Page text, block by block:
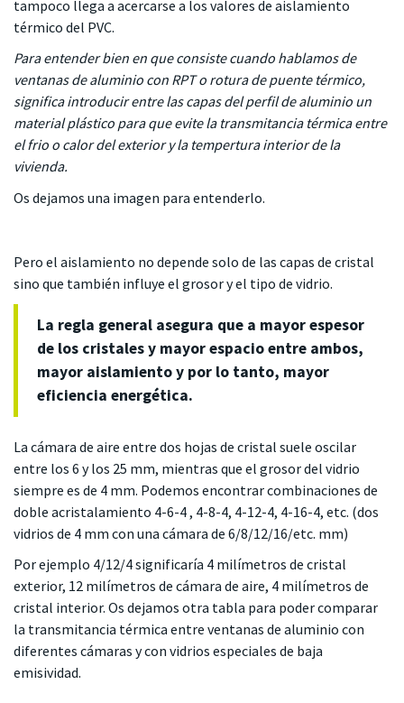
tampoco llega a acercarse a los valores de aislamiento
térmico del PVC.
Para entender bien en que consiste cuando hablamos de
ventanas de aluminio con RPT o rotura de puente térmico,
significa introducir entre las capas del perfil de aluminio un
material plástico para que evite la transmitancia térmica entre
el frio o calor del exterior y la tempertura interior de la
vivienda.
Os dejamos una imagen para entenderlo.
Pero el aislamiento no depende solo de las capas de cristal
sino que también influye el grosor y el tipo de vidrio.
La regla general asegura que a mayor espesor
de los cristales y mayor espacio entre ambos,
mayor aislamiento y por lo tanto, mayor
eficiencia energética.
La cámara de aire entre dos hojas de cristal suele oscilar
entre los 6 y los 25 mm, mientras que el grosor del vidrio
siempre es de 4 mm. Podemos encontrar combinaciones de
doble acristalamiento 4-6-4 , 4-8-4, 4-12-4, 4-16-4, etc. (dos
vidrios de 4 mm con una cámara de 6/8/12/16/etc. mm)
Por ejemplo 4/12/4 significaría 4 milímetros de cristal
exterior, 12 milímetros de cámara de aire, 4 milímetros de
cristal interior. Os dejamos otra tabla para poder comparar
la transmitancia térmica entre ventanas de aluminio con
diferentes cámaras y con vidrios especiales de baja
emisividad.